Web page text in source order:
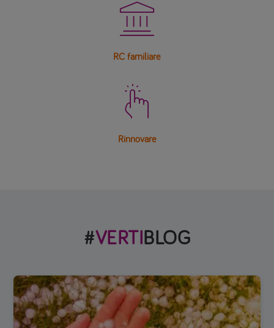

RC familiare

Rinnovare
#VERTIBLOG